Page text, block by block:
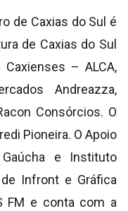
de Caxias do Sul é
de Caxias do Sul
– ALCA,
Andreazza,
Consórcios. O
Pioneira. O Apoio
e Instituto
Infront e Gráfica
FM e conta com a